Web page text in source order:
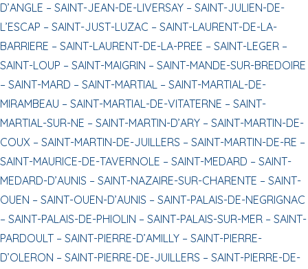
D’ANGLE – SAINT-JEAN-DE-LIVERSAY – SAINT-JULIEN-DE-
L’ESCAP – SAINT-JUST-LUZAC – SAINT-LAURENT-DE-LA-
BARRIERE – SAINT-LAURENT-DE-LA-PREE – SAINT-LEGER –
SAINT-LOUP – SAINT-MAIGRIN – SAINT-MANDE-SUR-BREDOIRE
– SAINT-MARD – SAINT-MARTIAL – SAINT-MARTIAL-DE-
MIRAMBEAU – SAINT-MARTIAL-DE-VITATERNE – SAINT-
MARTIAL-SUR-NE – SAINT-MARTIN-D’ARY – SAINT-MARTIN-DE-
COUX – SAINT-MARTIN-DE-JUILLERS – SAINT-MARTIN-DE-RE –
SAINT-MAURICE-DE-TAVERNOLE – SAINT-MEDARD – SAINT-
MEDARD-D’AUNIS – SAINT-NAZAIRE-SUR-CHARENTE – SAINT-
OUEN – SAINT-OUEN-D’AUNIS – SAINT-PALAIS-DE-NEGRIGNAC
– SAINT-PALAIS-DE-PHIOLIN – SAINT-PALAIS-SUR-MER – SAINT-
PARDOULT – SAINT-PIERRE-D’AMILLY – SAINT-PIERRE-
D’OLERON – SAINT-PIERRE-DE-JUILLERS – SAINT-PIERRE-DE-